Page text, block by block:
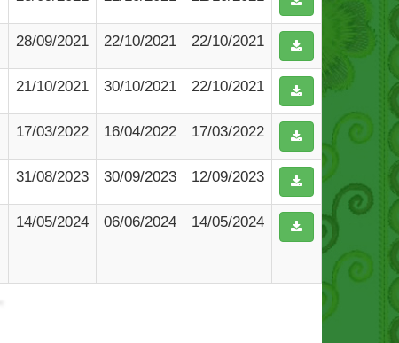
28/09/2021 22/10/2021 22/10/2021
21/10/2021 30/10/2021 22/10/2021
17/03/2022 16/04/2022 17/03/2022
31/08/2023 30/09/2023 12/09/2023
14/05/2024 06/06/2024 14/05/2024